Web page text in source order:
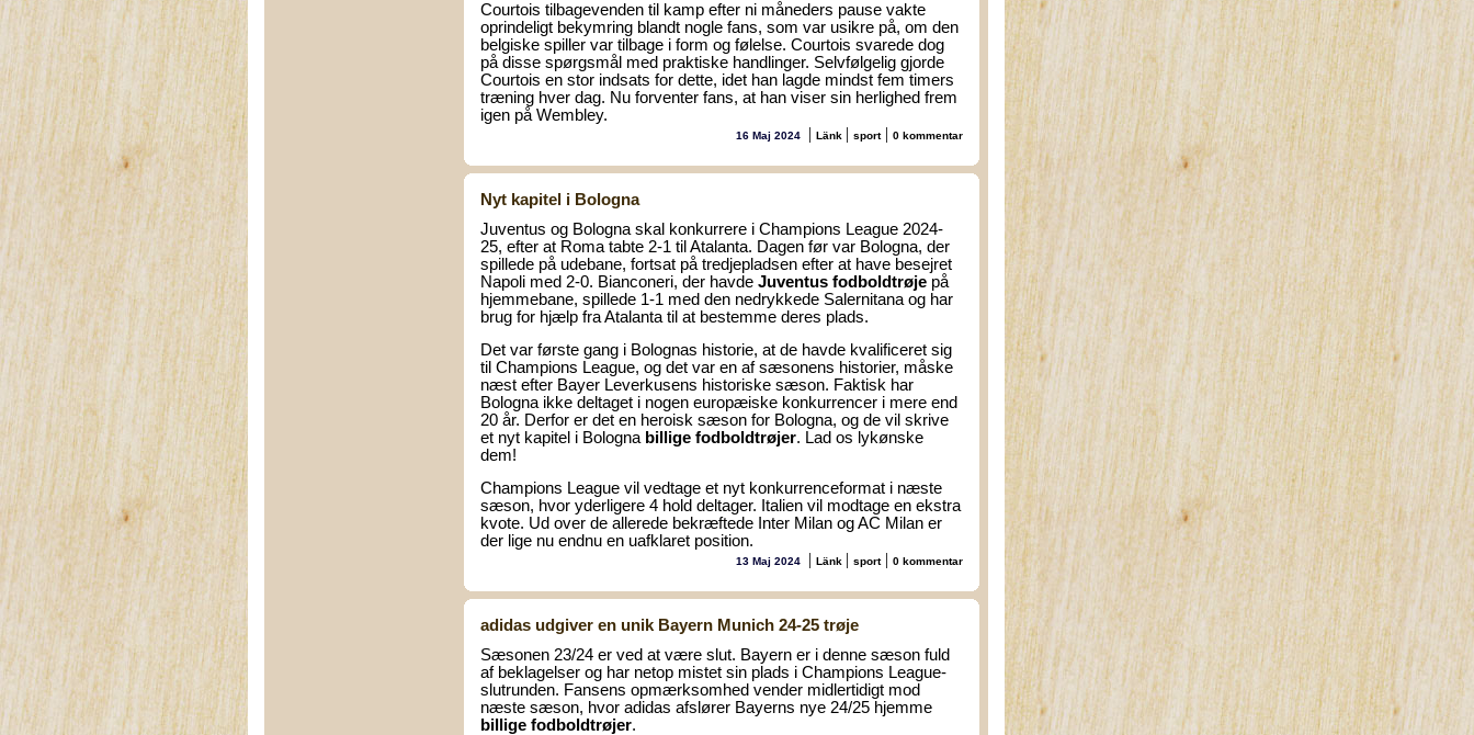
Courtois tilbagevenden til kamp efter ni måneders pause vakte
oprindeligt bekymring blandt nogle fans, som var usikre på, om den
belgiske spiller var tilbage i form og følelse. Courtois svarede dog
på disse spørgsmål med praktiske handlinger. Selvfølgelig gjorde
Courtois en stor indsats for dette, idet han lagde mindst fem timers
træning hver dag. Nu forventer fans, at han viser sin herlighed frem
igen på Wembley.
16 Maj 2024 | Länk | sport| 0 kommentar
Nyt kapitel i Bologna
Juventus og Bologna skal konkurrere i Champions League 2024-
25, efter at Roma tabte 2-1 til Atalanta. Dagen før var Bologna, der
spillede på udebane, fortsat på tredjepladsen efter at have besejret
Napoli med 2-0. Bianconeri, der havde Juventus fodboldtrøje på
hjemmebane, spillede 1-1 med den nedrykkede Salernitana og har
brug for hjælp fra Atalanta til at bestemme deres plads.
Det var første gang i Bolognas historie, at de havde kvalificeret sig
til Champions League, og det var en af sæsonens historier, måske
næst efter Bayer Leverkusens historiske sæson. Faktisk har
Bologna ikke deltaget i nogen europæiske konkurrencer i mere end
20 år. Derfor er det en heroisk sæson for Bologna, og de vil skrive
et nyt kapitel i Bologna billige fodboldtrøjer. Lad os lykønske
dem!
Champions League vil vedtage et nyt konkurrenceformat i næste
sæson, hvor yderligere 4 hold deltager. Italien vil modtage en ekstra
kvote. Ud over de allerede bekræftede Inter Milan og AC Milan er
der lige nu endnu en uafklaret position.
13 Maj 2024 | Länk | sport| 0 kommentar
adidas udgiver en unik Bayern Munich 24-25 trøje
Sæsonen 23/24 er ved at være slut. Bayern er i denne sæson fuld
af beklagelser og har netop mistet sin plads i Champions League-
slutrunden. Fansens opmærksomhed vender midlertidigt mod
næste sæson, hvor adidas afslører Bayerns nye 24/25 hjemme
billige fodboldtrøjer.